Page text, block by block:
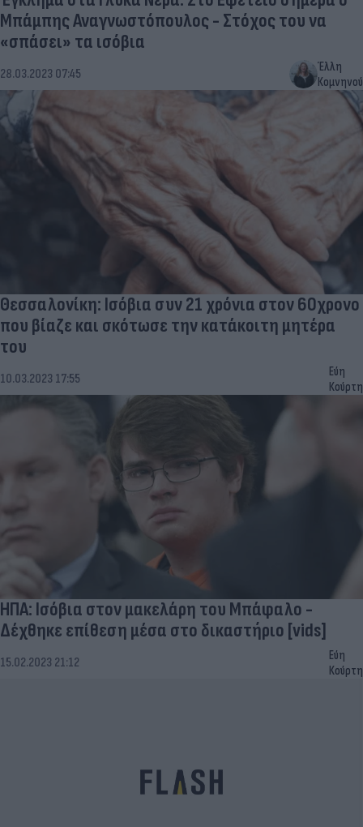
Μπάμπης Αναγνωστόπουλος - Στόχος του να
«σπάσει» τα ισόβια
28.03.2023 07:45
Έλλη
Κομνηνού
Θεσσαλονίκη: Ισόβια συν 21 χρόνια στον 60χρονο
που βίαζε και σκότωσε την κατάκοιτη μητέρα
του
10.03.2023 17:55
Εύη
Κούρτη
ΗΠΑ: Ισόβια στον μακελάρη του Μπάφαλο -
Δέχθηκε επίθεση μέσα στο δικαστήριο [vids]
15.02.2023 21:12
Εύη
Κούρτη